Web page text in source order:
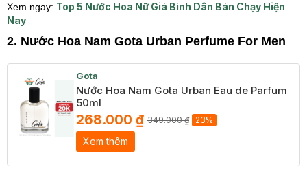
Xem ngay: Top 5 Nước Hoa Nữ Giá Bình Dân Bán Chạy Hiện
Nay
2. Nước Hoa Nam Gota Urban Perfume For Men
Gota
Nước Hoa Nam Gota Urban Eau de Parfum
50ml
268.000 ₫ 349.000 ₫ 23%
Xem thêm